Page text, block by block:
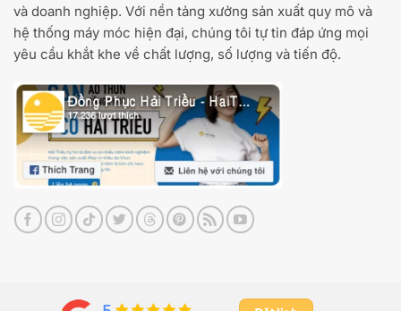
và doanh nghiệp. Với nền tảng xưởng sản xuất quy mô và
hệ thống máy móc hiện đại, chúng tôi tự tin đáp ứng mọi
yêu cầu khắt khe về chất lượng, số lượng và tiến độ.